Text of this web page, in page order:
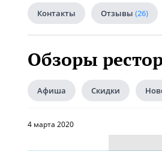
Контакты Отзывы (26)
Обзоры
Афиша Скидки
4 марта 2020